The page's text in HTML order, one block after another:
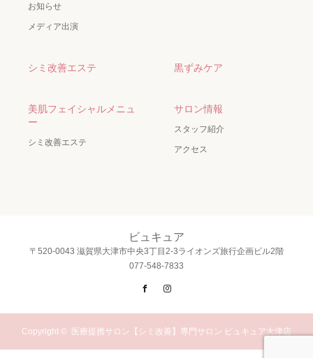
お知らせ
メディア出演
シミ改善エステ 黒ずみケア
美肌フェイシャルメニュ
ー
シミ改善エステ
サロン情報
スタッフ紹介
アクセス
ビュキュア
〒520-0043 滋賀県大津市中央3丁目2-3ライオンズ旅行企画ビル2階
077-548-7833
Facebook
Copyright © 医療提携サロン【シミ改善】専門サロン ビュキュア大津店